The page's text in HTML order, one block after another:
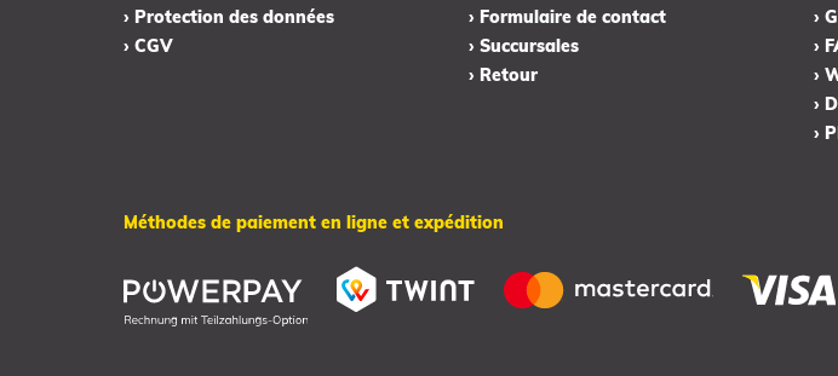
› Protection des données
› CGV
› Formulaire de contact
› Succursales
› Retour
›
›
›
›
›
Méthodes de paiement en ligne et expédition